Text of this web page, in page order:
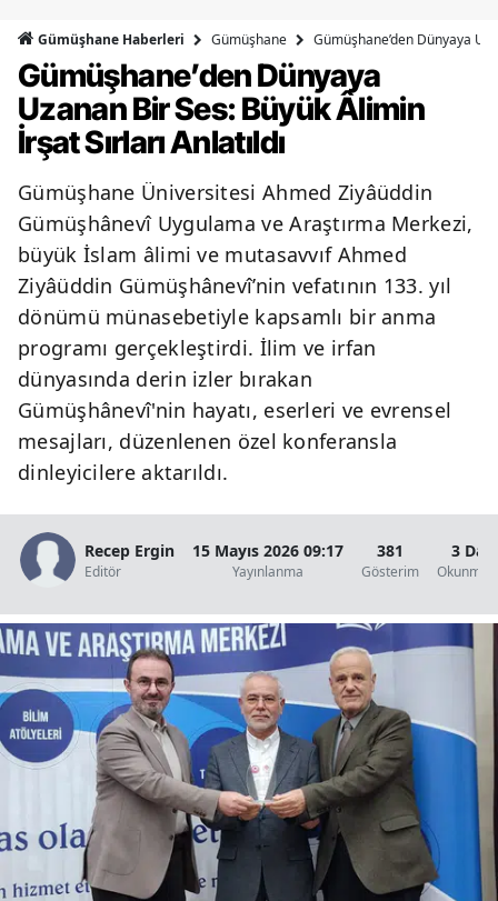
Bingöl
Bitlis
Bolu
Burdur
Bursa
Çanakkale
Çankırı
Çorum
Denizli
Elazığ
Erzincan
Erzurum
Eskişehir
Gaziantep
Giresun
Gümüşhane
Hakkari
Gümüşhane Haberleri Gümüşhane Gümüşhane’den Dünyaya
Gümüşhane’den Dünyaya
Uzanan Bir Ses: Büyük Âlimin
İrşat Sırları Anlatıldı
Gümüşhane Üniversitesi Ahmed Ziyâüddin
Gümüşhânevî Uygulama ve Araştırma Merkezi,
büyük İslam âlimi ve mutasavvıf Ahmed
Ziyâüddin Gümüşhânevî’nin vefatının 133. yıl
dönümü münasebetiyle kapsamlı bir anma
programı gerçekleştirdi. İlim ve irfan
dünyasında derin izler bırakan
Gümüşhânevî'nin hayatı, eserleri ve evrensel
mesajları, düzenlenen özel konferansla
dinleyicilere aktarıldı.
Recep Ergin
Editör
15 Mayıs 2026 09:17
Yayınlanma
381
Gösterim
3
Okunma